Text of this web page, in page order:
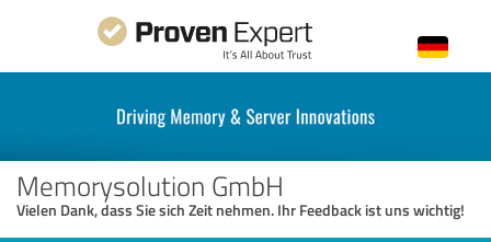
Memorysolution GmbH
Vielen Dank, dass Sie sich Zeit nehmen. Ihr Feedback ist uns wichtig!